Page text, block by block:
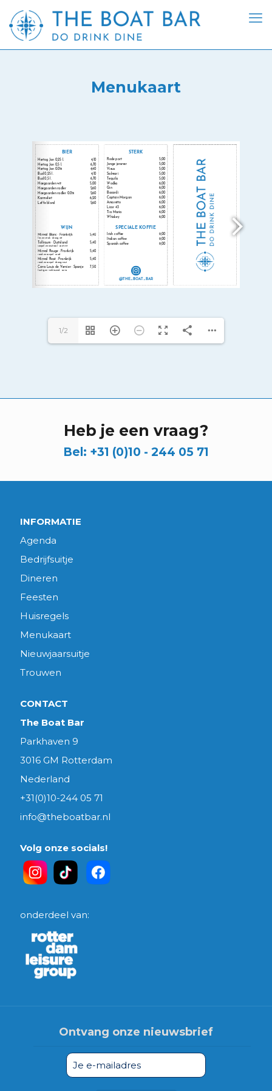
Menukaart
1/2
Heb je een vraag?
Bel: +31 (0)10 - 244 05 71
INFORMATIE
Agenda
Bedrijfsuitje
Dineren
Feesten
Huisregels
Menukaart
Nieuwjaarsuitje
Trouwen
CONTACT
The Boat Bar
Parkhaven 9
3016 GM Rotterdam
Nederland
+31(0)10-244 05 71
info@theboatbar.nl
Volg onze socials!
onderdeel van:
Ontvang onze nieuwsbrief